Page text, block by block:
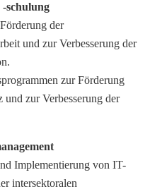
schulung
der
und zur Verbesserung der
zur Förderung
zur Verbesserung der
Implementierung von IT-
intersektoralen